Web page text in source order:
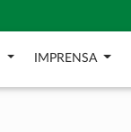
IMPRENSA